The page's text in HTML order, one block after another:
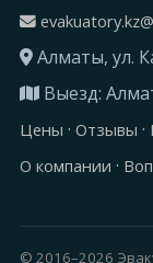
Алматы, ул.
Выезд:
Цены · Отзывы ·
О компании ·
© 2016–2026